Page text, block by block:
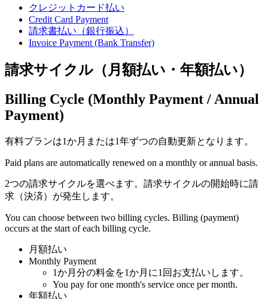
クレジットカード払い
Credit Card Payment
請求書払い（銀行振込）
Invoice Payment (Bank Transfer)
請求サイクル（月額払い・年額払い）
Billing Cycle (Monthly Payment / Annual
Payment)
有料プランは1か月または1年ずつの自動更新となります。
Paid plans are automatically renewed on a monthly or annual basis.
2つの請求サイクルを選べます。請求サイクルの開始時に請
求（決済）が発生します。
You can choose between two billing cycles. Billing (payment)
occurs at the start of each billing cycle.
月額払い
Monthly Payment
1か月分の料金を1か月に1回お支払いします。
You pay for one month's service once per month.
年額払い